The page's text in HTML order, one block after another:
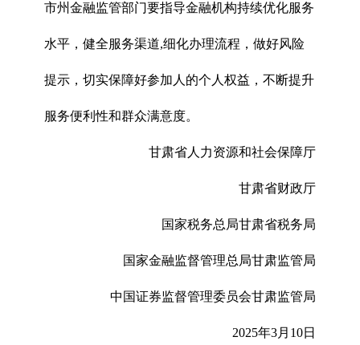
市州金融监管部门要指导金融机构持续优化服务
水平，健全服务渠道,细化办理流程，做好风险
提示，切实保障好参加人的个人权益，不断提升
服务便利性和群众满意度。
甘肃省人力资源和社会保障厅
甘肃省财政厅
国家税务总局甘肃省税务局
国家金融监督管理总局甘肃监管局
中国证券监督管理委员会甘肃监管局
2025年3月10日